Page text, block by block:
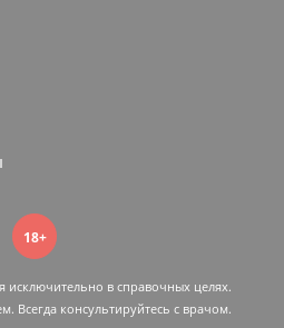
18+
исключительно в справочных целях.
Всегда консультируйтесь c врачом.